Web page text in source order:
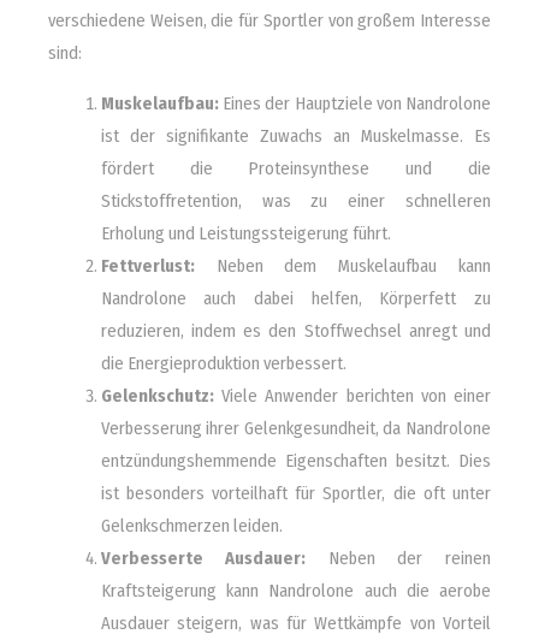
verschiedene Weisen, die für Sportler von großem Interesse
sind:
Muskelaufbau:Eines der Hauptziele von Nandrolone
ist der signifikante Zuwachs an Muskelmasse. Es
fördert die Proteinsynthese und die
Stickstoffretention, was zu einer schnelleren
Erholung und Leistungssteigerung führt.
Fettverlust:Neben dem Muskelaufbau kann
Nandrolone auch dabei helfen, Körperfett zu
reduzieren, indem es den Stoffwechsel anregt und
die Energieproduktion verbessert.
Gelenkschutz:Viele Anwender berichten von einer
Verbesserung ihrer Gelenkgesundheit, da Nandrolone
entzündungshemmende Eigenschaften besitzt. Dies
ist besonders vorteilhaft für Sportler, die oft unter
Gelenkschmerzen leiden.
Verbesserte Ausdauer: Neben der reinen
Kraftsteigerung kann Nandrolone auch die aerobe
Ausdauer steigern, was für Wettkämpfe von Vorteil